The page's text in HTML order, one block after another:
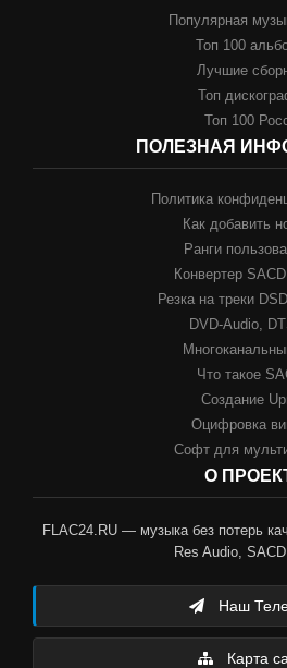
Популярная
Топ 100
Лучшие
Топ
Топ 100
ПОЛЕЗНАЯ
Политика
Как добавить
Ранги
Конвертер
Резка на треки
DVD-Audio,
Что такое
Создание
Оцифровка
Софт для
О
FLAC24.RU — музыка без потерь
Res Audio,
Наш
Карта